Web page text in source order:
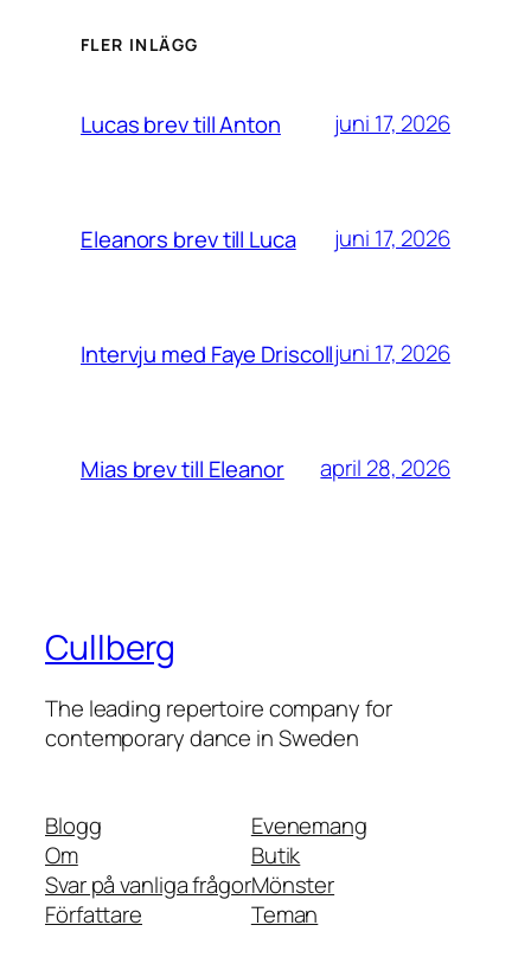
FLER INLÄGG
Lucas brev till Anton juni 17, 2026
Eleanors brev till Luca juni 17, 2026
Intervju med Faye Driscolljuni 17, 2026
Mias brev till Eleanor april 28, 2026
Cullberg
The leading repertoire company for
contemporary dance in Sweden
Blogg
Om
Svar på vanliga frågor
Författare
Evenemang
Butik
Mönster
Teman